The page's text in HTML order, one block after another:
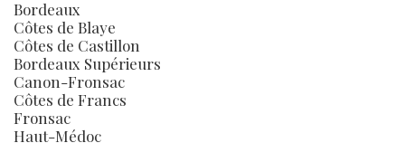
Bordeaux
Côtes de Blaye
Côtes de Castillon
Bordeaux Supérieurs
Canon-Fronsac
Côtes de Francs
Fronsac
Haut-Médoc